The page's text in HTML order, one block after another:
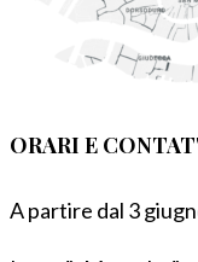
ORARI E
A partire dal 3